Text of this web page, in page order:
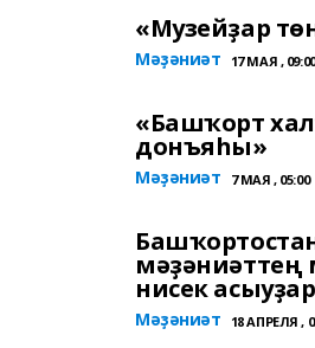
«Музейҙар
Мәҙәниәт 17 МАЯ , 09:00
«Башҡорт
донъяһы»
Мәҙәниәт 7 МАЯ , 05:00
нисек
Мәҙәниәт 18 АПРЕЛЯ ,